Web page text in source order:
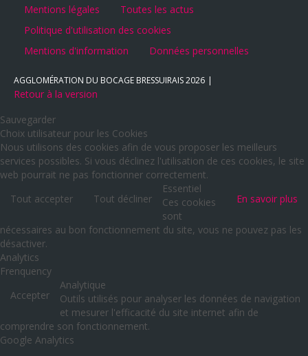
Mentions légales
Toutes les actus
Politique d'utilisation des cookies
Mentions d'information
Données personnelles
AGGLOMÉRATION DU BOCAGE BRESSUIRAIS2026
Retour à la version
Sauvegarder
Choix utilisateur pour les Cookies
Nous utilisons des cookies afin de vous proposer les meilleurs
services possibles. Si vous déclinez l'utilisation de ces cookies, le site
web pourrait ne pas fonctionner correctement.
Tout accepter
Tout décliner En savoir plus
Essentiel
Ces cookies
sont
nécessaires au bon fonctionnement du site, vous ne pouvez pas les
désactiver.
Analytics
Frenquency
Accepter
Analytique
Outils utilisés pour analyser les données de navigation
et mesurer l'efficacité du site internet afin de
comprendre son fonctionnement.
Google Analytics